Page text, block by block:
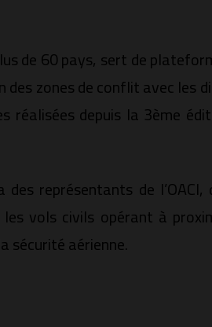
de 60 pays, sert de
zones de conflit avec
réalisées depuis la 3ème
représentants de
vols civils opérant à
sécurité aérienne.